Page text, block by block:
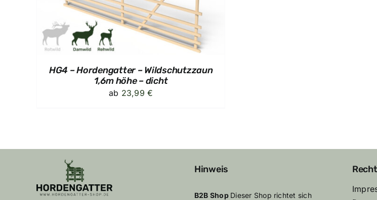
HG4 – Hordengatter – Wildschutzzaun
1,6m höhe – dicht
ab 23,99€
Hinweis
B2B Shop Dieser Shop richtet sich